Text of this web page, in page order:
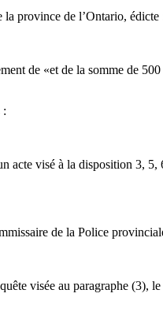
la province de l’Ontario, édicte
de «et de la somme de
:
acte visé à la disposition 3,
de la Police
visée au paragraphe (3),